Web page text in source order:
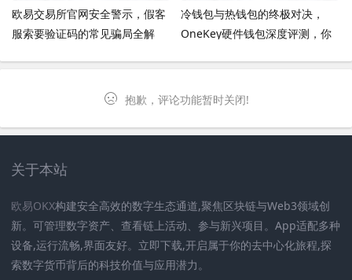
欧易交易所官网安全警示，假客
服索要验证码的常见骗局全解
冷钱包与热钱包的终极对决，
OneKey硬件钱包深度评测，你
抱歉，评论功能暂时关闭!
关于本站
欧易OKX构建安全高效的数字生态通道,聚焦区块链与Web3领域创
新。可管理数字资产、查看链上活动、参与新兴项目。App适配多种
设备,运行流畅,界面友好。立即下载,开启属于你的去中心化旅程,探
索数字货币背后的科技价值与应用潜力。